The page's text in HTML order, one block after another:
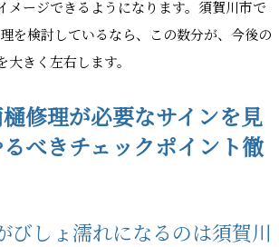
メージできるようになります。須賀川市で
を検討しているなら、この数分が、今後の
大きく左右します。
修理が必要なサインを見
べきチェックポイント徹
びしょ濡れになるのは須賀川